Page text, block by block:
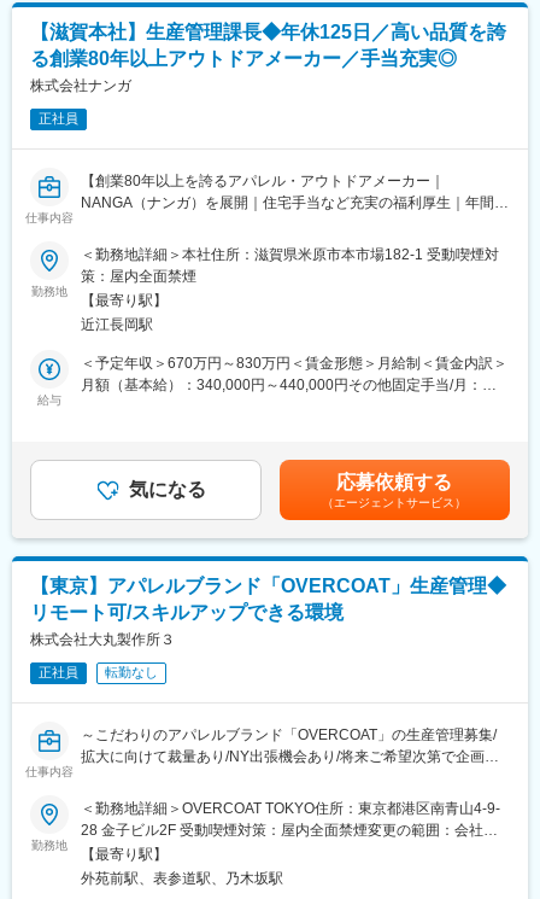
ありますが、マネジメントや仕組み構築に関しては経験が浅く、
組織運営に課題を抱えています。
そのため、生産性向上や技術継承の推進が思うように進まず、製
造部全体の成長に向けた体制強化が急務となっています。
■仕事内容：
ジュエリー製造現場の仕組みづくりと組織運営を担うポジション
です。業務分析や工程改善を通じて生産性を高めるとともに、職
人の技術継承やチーム育成にコミットしていただきます。現場の
声に寄り添いながら、持続可能な製造体制の構築をお願いしま
■業務内容：
・業務、工程管理（キャパシティ管理／業務配分／予算管理）
・業務改善（業務フロー整備／仕組み構築／他部署との連携）
ゆくゆくはマネジメント業務もお任せします。
・組織マネジメント（人材育成／評価制度設計／1on1面談の実施
ジュエリーのリフォーム・リペアを主な事業としており、SDG
ｓ、サステナブル等の推進が叫ばれる中で、社会貢献性の高い事
業を展開しています。また社内で70名近くのジュエリー職人を雇
用しており、技術者が育ち伸びていく環境を創り、ものづくりの
文化の相続という視点でも力を入れております。これからも社内
のDXを含め生産効率を上げてより社会により必要とされる企業に
なってまいります。
変更の範囲：会社の定める業務
【滋賀本社】生産管理課長◆年休125日／高い品質を誇
る創業80年以上アウトドアメーカー／手当充実◎
株式会社ナンガ
正社員
仕事内容
【創業80年以上を誇るアパレル・アウトドアメーカー｜
NANGA（ナンガ）を展開｜住宅手当など充実の福利厚生｜年間休
■募集概要：
国内有数のダウンメーカーとして高品質なアウトドア製品を手掛
ける当社の滋賀本社にて、生産管理課の課長候補の方を募集いた
します。
■業務詳細：
・メーカー及び客先、デザイナー、パタンナーとの商談、打合
せ
・チームマネジメント（スタッフの管理・育成）
■同社の強み：
◎シュラフ(寝袋)やダウンジャケット、アパレル等の企画/生産/販
売を行う、国内有数のダウンメーカー。 創業80年以上の歴史を誇
る老舗です。
◎NANGAの製品は素材作りから製品仕上げ、アフターケアに至る
まで、常に最良のモノづくりのために尽力しています。
独自設計の専門機器や優れた技術を持つ「河田フェザー株式会
社」様とのタッグにより、高品質なダックダウンを使用した商品
を展開。高品質なダウンの性能を十分に引き出すため、長年の経
た設計を用いて、工場で丁寧に縫製しています。
◎近年では、環境に配慮した取り組みとして、お客様の羽毛布団
を他のNANGA製品に仕立て直す「RE: ACT」にも力を入れていま
す。
勤務地
＜勤務地詳細＞本社住所：滋賀県米原市本市場182-1 受動喫煙対
策：屋内全面禁煙
【最寄り駅】
近江長岡駅
給与
＜予定年収＞670万円～830万円＜賃金形態＞月給制＜賃金内訳＞
月額（基本給）：340,000円～440,000円その他固定手当/月：
る）賃金はあくまでも目安の金額であり、選考を通じて上下する
可能性があります。月給(月額)は固定手当を含めた表記です。
気になる 応募依頼する
（エージェントサービス）
【東京】アパレルブランド「OVERCOAT」生産管理◆
リモート可/スキルアップできる環境
株式会社大丸製作所３
正社員 転勤なし
仕事内容
～こだわりのアパレルブランド「OVERCOAT」の生産管理募集/
拡大に向けて裁量あり/NY出張機会あり/将来ご希望次第で企画に
オリジナルブランド「OVERCOAT」の生産管理として、国内の協
力工場やサプライヤーと連携し、製品の品質・納期・コスト管理
を担当していただきます。NYにいる企画チーム、東京の営業チー
ム、全国各地に拠点がある生地屋、工場とをつなぐ、ブランドの
勤務地
＜勤務地詳細＞OVERCOAT TOKYO住所：東京都港区南青山4-9-
28 金子ビル2F 受動喫煙対策：屋内全面禁煙変更の範囲：会社の
定める事業所
【最寄り駅】
外苑前駅、表参道駅、乃木坂駅